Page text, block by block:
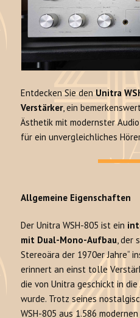
Entdecken Sie den Unitra
Verstärker, ein
Ästhetik mit modernster
für ein unvergleichliches
Allgemeine Eigenschaften
Der Unitra WSH-805 ist ein
mit Dual-Mono-Aufbau, der
Stereoära der 1970er Jahre“
erinnert an einst tolle
die von Unitra geschickt in
wurde. Trotz seines
WSH-805 aus 1.586